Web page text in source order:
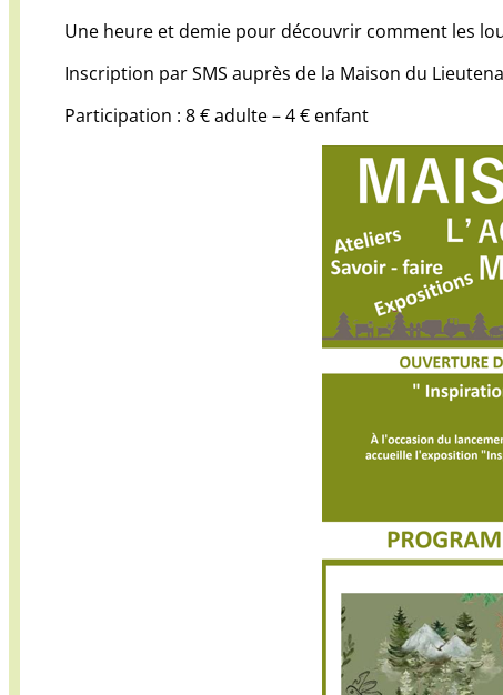
Une heure et demie pour découvrir comment les
Inscription par SMS auprès de la Maison du
Participation : 8 € adulte – 4 € enfant